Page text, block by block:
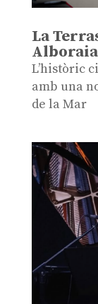
La
Alboraia
L’històric
amb una
de la Mar